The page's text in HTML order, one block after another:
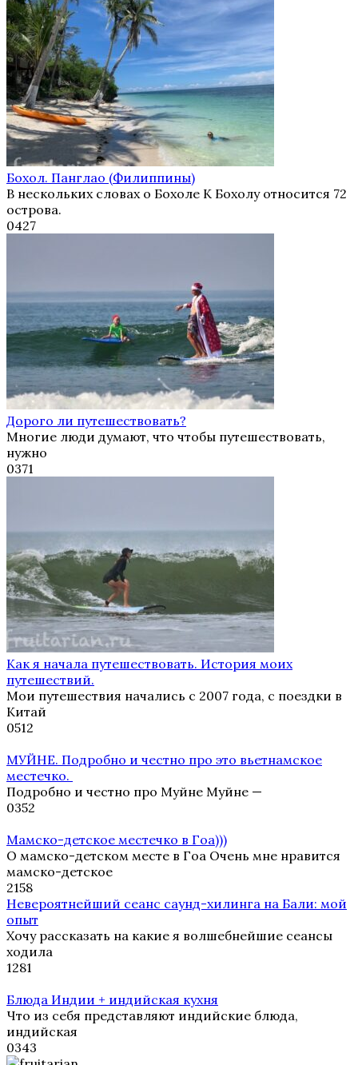
Бохол. Панглао (Филиппины)
В нескольких словах о Бохоле К Бохолу относится 72
острова.
0427
Дорого ли путешествовать?
Многие люди думают, что чтобы путешествовать,
нужно
0371
Как я начала путешествовать. История моих
путешествий.
Мои путешествия начались с 2007 года, с поездки в
Китай
0512
МУЙНЕ. Подробно и честно про это вьетнамское
местечко.
Подробно и честно про Муйне Муйне —
0352
Мамско-детское местечко в Гоа)))
О мамско-детском месте в Гоа Очень мне нравится
мамско-детское
2158
Невероятнейший сеанс саунд-хилинга на Бали: мой
опыт
Хочу рассказать на какие я волшебнейшие сеансы
ходила
1281
Блюда Индии + индийская кухня
Что из себя представляют индийские блюда,
индийская
0343